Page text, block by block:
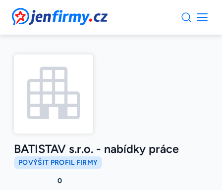
JenFirmy.cz
BATISTAV s.r.o. - nabídky práce
POVÝŠIT PROFIL FIRMY
0